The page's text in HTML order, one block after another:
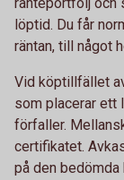
löptid. Du får
räntan, till något
Vid köptillfället
som placerar ett
förfaller.
certifikatet.
på den